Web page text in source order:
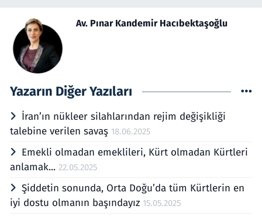
Av. Pınar Kandemir Hacıbektaşoğlu
Yazarın Diğer Yazıları
İran’ın nükleer silahlarından rejim değişikliği
talebine verilen savaş 18.06.2025
Emekli olmadan emeklileri, Kürt olmadan Kürtleri
anlamak... 22.05.2025
Şiddetin sonunda, Orta Doğu’da tüm Kürtlerin en
iyi dostu olmanın başındayız 15.05.2025